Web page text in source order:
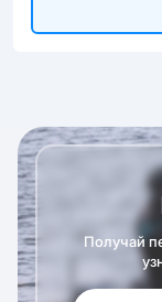
Получай